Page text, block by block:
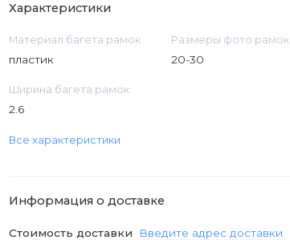
Характеристики
Материал багета рамок
пластик
Размеры фото рамок
20-30
Ширина багета рамок
2.6
Все характеристики
Информация о доставке
Стоимость доставки Введите адрес доставки